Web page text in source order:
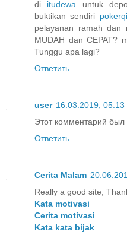
di itudewa untuk
buktikan sendiri
pelayanan ramah dan
MUDAH dan CEPAT?
Tunggu apa lagi?
Ответить
user 16.03.2019, 05:13
Этот комментарий был
Ответить
Cerita Malam
Really a good site,
Kata motivasi
Cerita motivasi
Kata kata bijak